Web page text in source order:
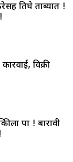
तिघे ताब्यात !
विक्री
पात्र ! बारावी